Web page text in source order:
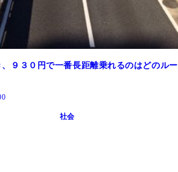
９３０円で一番長距離乗れるのはどのルー
社会